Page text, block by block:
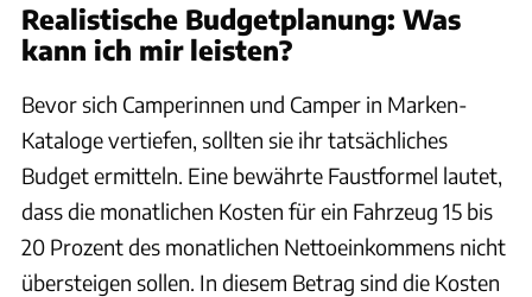
Realistische Budgetplanung: Was
kann ich mir leisten?
Bevor sich Camperinnen und Camper in Marken-
Kataloge vertiefen, sollten sie ihr tatsächliches
Budget ermitteln. Eine bewährte Faustformel lautet,
dass die monatlichen Kosten für ein Fahrzeug 15 bis
20 Prozent des monatlichen Nettoeinkommens nicht
übersteigen sollen. In diesem Betrag sind die Kosten